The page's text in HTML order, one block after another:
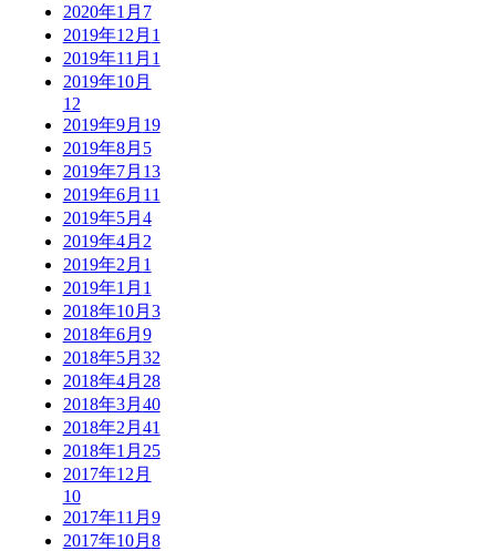
2020年1月 7
2019年12月 1
2019年11月 1
2019年10月
12
2019年9月 19
2019年8月 5
2019年7月 13
2019年6月 11
2019年5月 4
2019年4月 2
2019年2月 1
2019年1月 1
2018年10月 3
2018年6月 9
2018年5月 32
2018年4月 28
2018年3月 40
2018年2月 41
2018年1月 25
2017年12月
10
2017年11月 9
2017年10月 8